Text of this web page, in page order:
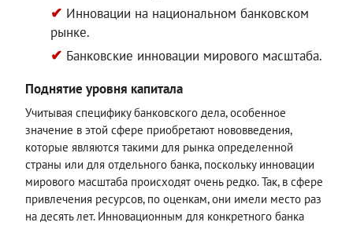
Инновации на национальном банковском
рынке.
Банковские инновации мирового масштаба.
Поднятие уровня капитала
Учитывая специфику банковского дела, особенное
значение в этой сфере приобретают нововведения,
которые являются такими для рынка определенной
страны или для отдельного банка, поскольку инновации
мирового масштаба происходят очень редко. Так, в сфере
привлечения ресурсов, по оценкам, они имели место раз
на десять лет. Инновационным для конкретного банка